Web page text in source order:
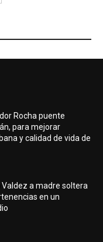
Rocha puente
para mejorar
y calidad de vida de
Valdez a madre soltera
en un